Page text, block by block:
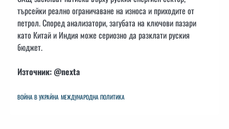
търсейки реално ограничаване на износа и приходите от
петрол. Според анализатори, загубата на ключови пазари
като Китай и Индия може сериозно да разклати руския
бюджет.
Източник: @nexta
ВОЙНА В УКРАЙНА МЕЖДУНАРОДНА ПОЛИТИКА